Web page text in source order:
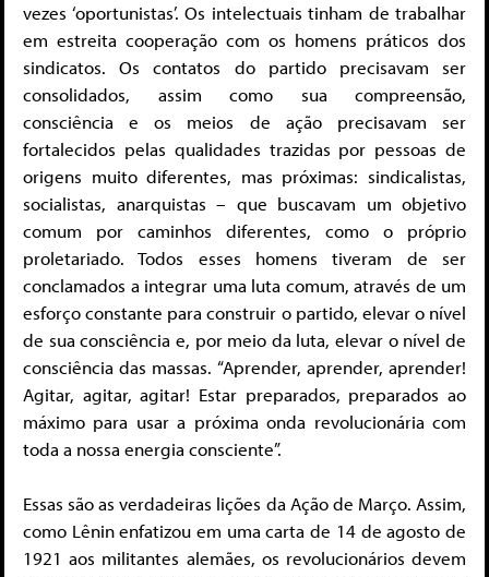
vezes ‘oportunistas’. Os intelectuais tinham de trabalhar
em estreita cooperação com os homens práticos dos
sindicatos. Os contatos do partido precisavam ser
consolidados, assim como sua compreensão,
consciência e os meios de ação precisavam ser
fortalecidos pelas qualidades trazidas por pessoas de
origens muito diferentes, mas próximas: sindicalistas,
socialistas, anarquistas – que buscavam um objetivo
comum por caminhos diferentes, como o próprio
proletariado. Todos esses homens tiveram de ser
conclamados a integrar uma luta comum, através de um
esforço constante para construir o partido, elevar o nível
de sua consciência e, por meio da luta, elevar o nível de
consciência das massas. “Aprender, aprender, aprender!
Agitar, agitar, agitar! Estar preparados, preparados ao
máximo para usar a próxima onda revolucionária com
toda a nossa energia consciente”.
Essas são as verdadeiras lições da Ação de Março. Assim,
como Lênin enfatizou em uma carta de 14 de agosto de
1921 aos militantes alemães, os revolucionários devem